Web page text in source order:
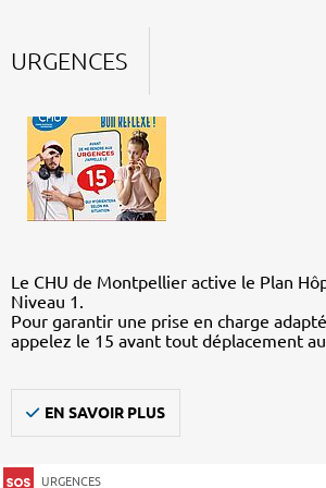
URGENCES
Le CHU de Montpellier active le Plan
Niveau 1.
Pour garantir une prise en charge
appelez le 15 avant tout déplacement
EN SAVOIR PLUS
URGENCES